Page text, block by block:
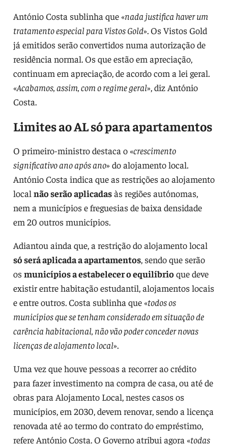
António Costa sublinha que «nada justifica haver um
tratamento especial para Vistos Gold». Os Vistos Gold
já emitidos serão convertidos numa autorização de
residência normal. Os que estão em apreciação,
continuam em apreciação, de acordo com a lei geral.
«Acabamos, assim, com o regime geral», diz António
Costa.
Limites ao AL só para apartamentos
O primeiro-ministro destaca o «crescimento
significativo ano após ano» do alojamento local.
António Costa indica que as restrições ao alojamento
local não serão aplicadasàs regiões autónomas,
nem a municípios e freguesias de baixa densidade
em 20 outros municípios.
Adiantou ainda que, a restrição do alojamento local
só será aplicada a apartamentos, sendo que serão
os municípios a estabelecer o equilíbrio que deve
existir entre habitação estudantil, alojamentos locais
e entre outros. Costa sublinha que «todos os
municípios que se tenham considerado em situação de
carência habitacional, não vão poder conceder novas
licenças de alojamento local».
Uma vez que houve pessoas a recorrer ao crédito
para fazer investimento na compra de casa, ou até de
obras para Alojamento Local, nestes casos os
municípios, em 2030, devem renovar, sendo a licença
renovada até ao termo do contrato do empréstimo,
refere António Costa. O Governo atribui agora «todas